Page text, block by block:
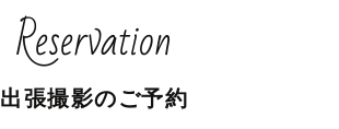
Reservation
出張撮影のご予約